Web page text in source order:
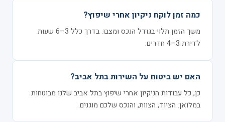
כמה זמן לוקח ניקיון אחרי שיפוץ?
משך הזמן תלוי בגודל הנכס ומצבו. בדרך כלל 3–6 שעות
לדירת 3–4 חדרים.
האם יש ביטוח על השירות בתל אביב?
כן, כל עבודות הניקיון אחרי שיפוץ בתל אביב שלנו מבוטחות
במלואן. הציוד, הצוות, והנכס שלכם מוגנים.